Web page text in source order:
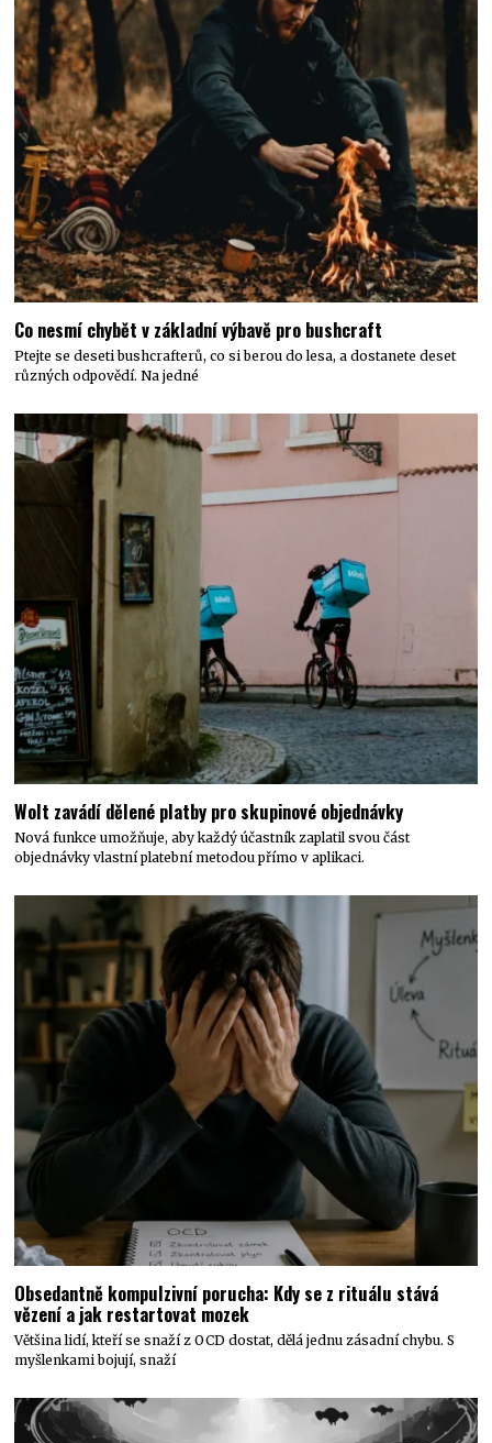
Co nesmí chybět v základní výbavě pro bushcraft
Ptejte se deseti bushcrafterů, co si berou do lesa, a dostanete deset
různých odpovědí. Na jedné
Wolt zavádí dělené platby pro skupinové objednávky
Nová funkce umožňuje, aby každý účastník zaplatil svou část
objednávky vlastní platební metodou přímo v aplikaci.
Obsedantně kompulzivní porucha: Kdy se z rituálu stává
vězení a jak restartovat mozek
Většina lidí, kteří se snaží z OCD dostat, dělá jednu zásadní chybu. S
myšlenkami bojují, snaží